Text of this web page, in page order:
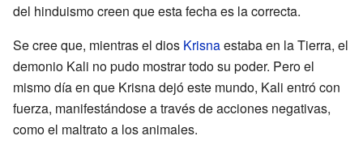
del hinduismo creen que esta fecha es la correcta.
Se cree que, mientras el dios Krisnaestaba en la Tierra, el
demonio Kali no pudo mostrar todo su poder. Pero el
mismo día en que Krisna dejó este mundo, Kali entró con
fuerza, manifestándose a través de acciones negativas,
como el maltrato a los animales.